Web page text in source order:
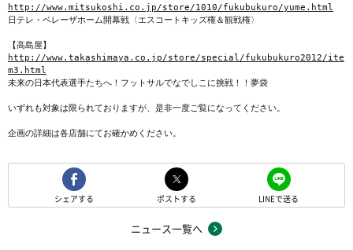
http://www.mitsukoshi.co.jp/store/1010/fukubukuro/yume.html
日テレ・ベレーザホーム開幕戦〈エスコートキッズ権＆観戦権〉
【高島屋】
http://www.takashimaya.co.jp/store/special/fukubukuro2012/ite
m3.html
いずれも対象は限られておりますが、是非一度ご覧になってください。
企画の詳細は各店舗にてお確かめください。
シェアする ポストする LINEで送る
ニュース一覧へ